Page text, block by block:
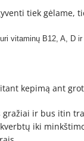
tiek gėlame,
vitaminų B12, A,
kepimą ant
ir bus itin
iki